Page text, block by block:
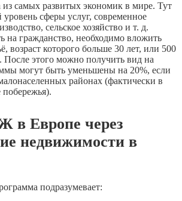
самых развитых экономик в мире. Тут
уровень сферы услуг, современное
сельское хозяйство и т. д.
на гражданство, необходимо вложить
возраст которого больше 30 лет, или 500
этого можно получить вид на
могут быть уменьшены на 20%, если
районах (фактически в
в Европе через
недвижимости в
подразумевает: